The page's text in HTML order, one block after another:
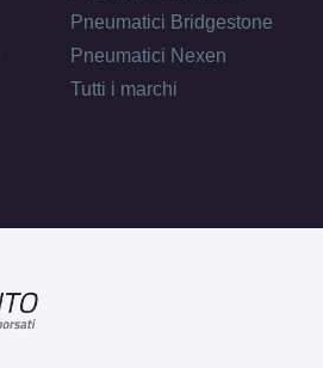
Pneumatici Bridgestone
Pneumatici Nexen
Tutti i marchi